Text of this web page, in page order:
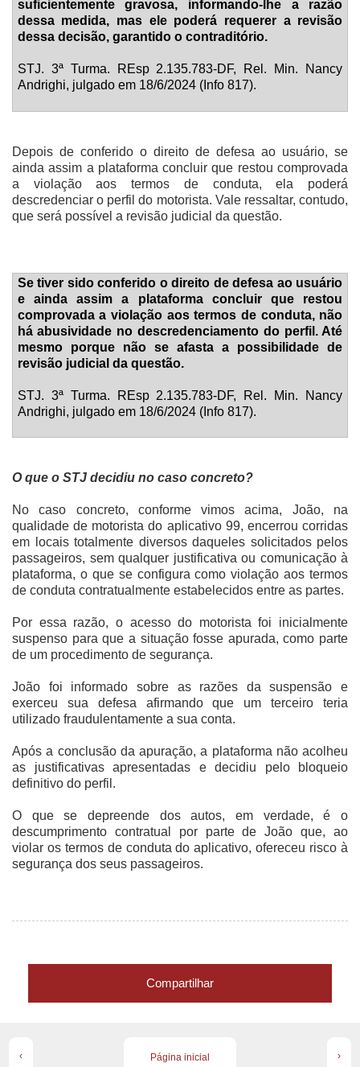
suficientemente gravosa, informando-lhe a razão
dessa medida, mas ele poderá requerer a revisão
dessa decisão, garantido o contraditório.
STJ. 3ª Turma. REsp 2.135.783-DF, Rel. Min. Nancy
Andrighi, julgado em 18/6/2024 (Info 817).
Depois de conferido o direito de defesa ao usuário, se
ainda assim a plataforma concluir que restou comprovada
a violação aos termos de conduta, ela poderá
descredenciar o perfil do motorista. Vale ressaltar, contudo,
que será possível a revisão judicial da questão.
Se tiver sido conferido o direito de defesa ao usuário
e ainda assim a plataforma concluir que restou
comprovada a violação aos termos de conduta, não
há abusividade no descredenciamento do perfil. Até
mesmo porque não se afasta a possibilidade de
revisão judicial da questão.
STJ. 3ª Turma. REsp 2.135.783-DF, Rel. Min. Nancy
Andrighi, julgado em 18/6/2024 (Info 817).
O que o STJ decidiu no caso concreto?
No caso concreto, conforme vimos acima, João, na
qualidade de motorista do aplicativo 99, encerrou corridas
em locais totalmente diversos daqueles solicitados pelos
passageiros, sem qualquer justificativa ou comunicação à
plataforma, o que se configura como violação aos termos
de conduta contratualmente estabelecidos entre as partes.
Por essa razão, o acesso do motorista foi inicialmente
suspenso para que a situação fosse apurada, como parte
de um procedimento de segurança.
João foi informado sobre as razões da suspensão e
exerceu sua defesa afirmando que um terceiro teria
utilizado fraudulentamente a sua conta.
Após a conclusão da apuração, a plataforma não acolheu
as justificativas apresentadas e decidiu pelo bloqueio
definitivo do perfil.
O que se depreende dos autos, em verdade, é o
descumprimento contratual por parte de João que, ao
violar os termos de conduta do aplicativo, ofereceu risco à
segurança dos seus passageiros.
Compartilhar
‹ ›
Página inicial